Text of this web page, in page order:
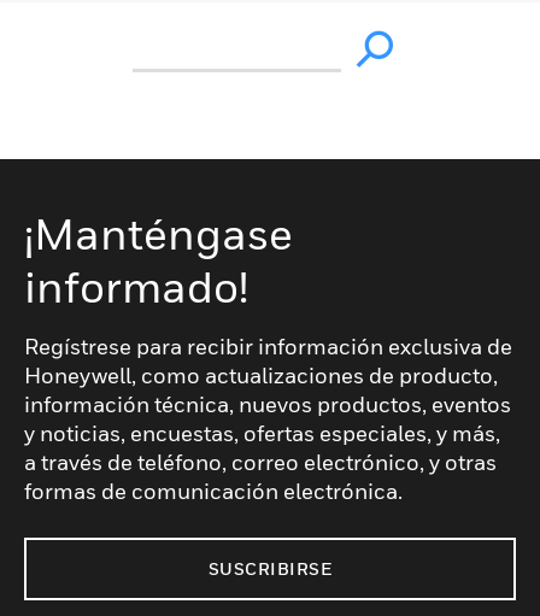
¡Manténgase
informado!
Regístrese para recibir información exclusiva de
Honeywell, como actualizaciones de producto,
información técnica, nuevos productos, eventos
y noticias, encuestas, ofertas especiales, y más,
a través de teléfono, correo electrónico, y otras
formas de comunicación electrónica.
SUSCRIBIRSE